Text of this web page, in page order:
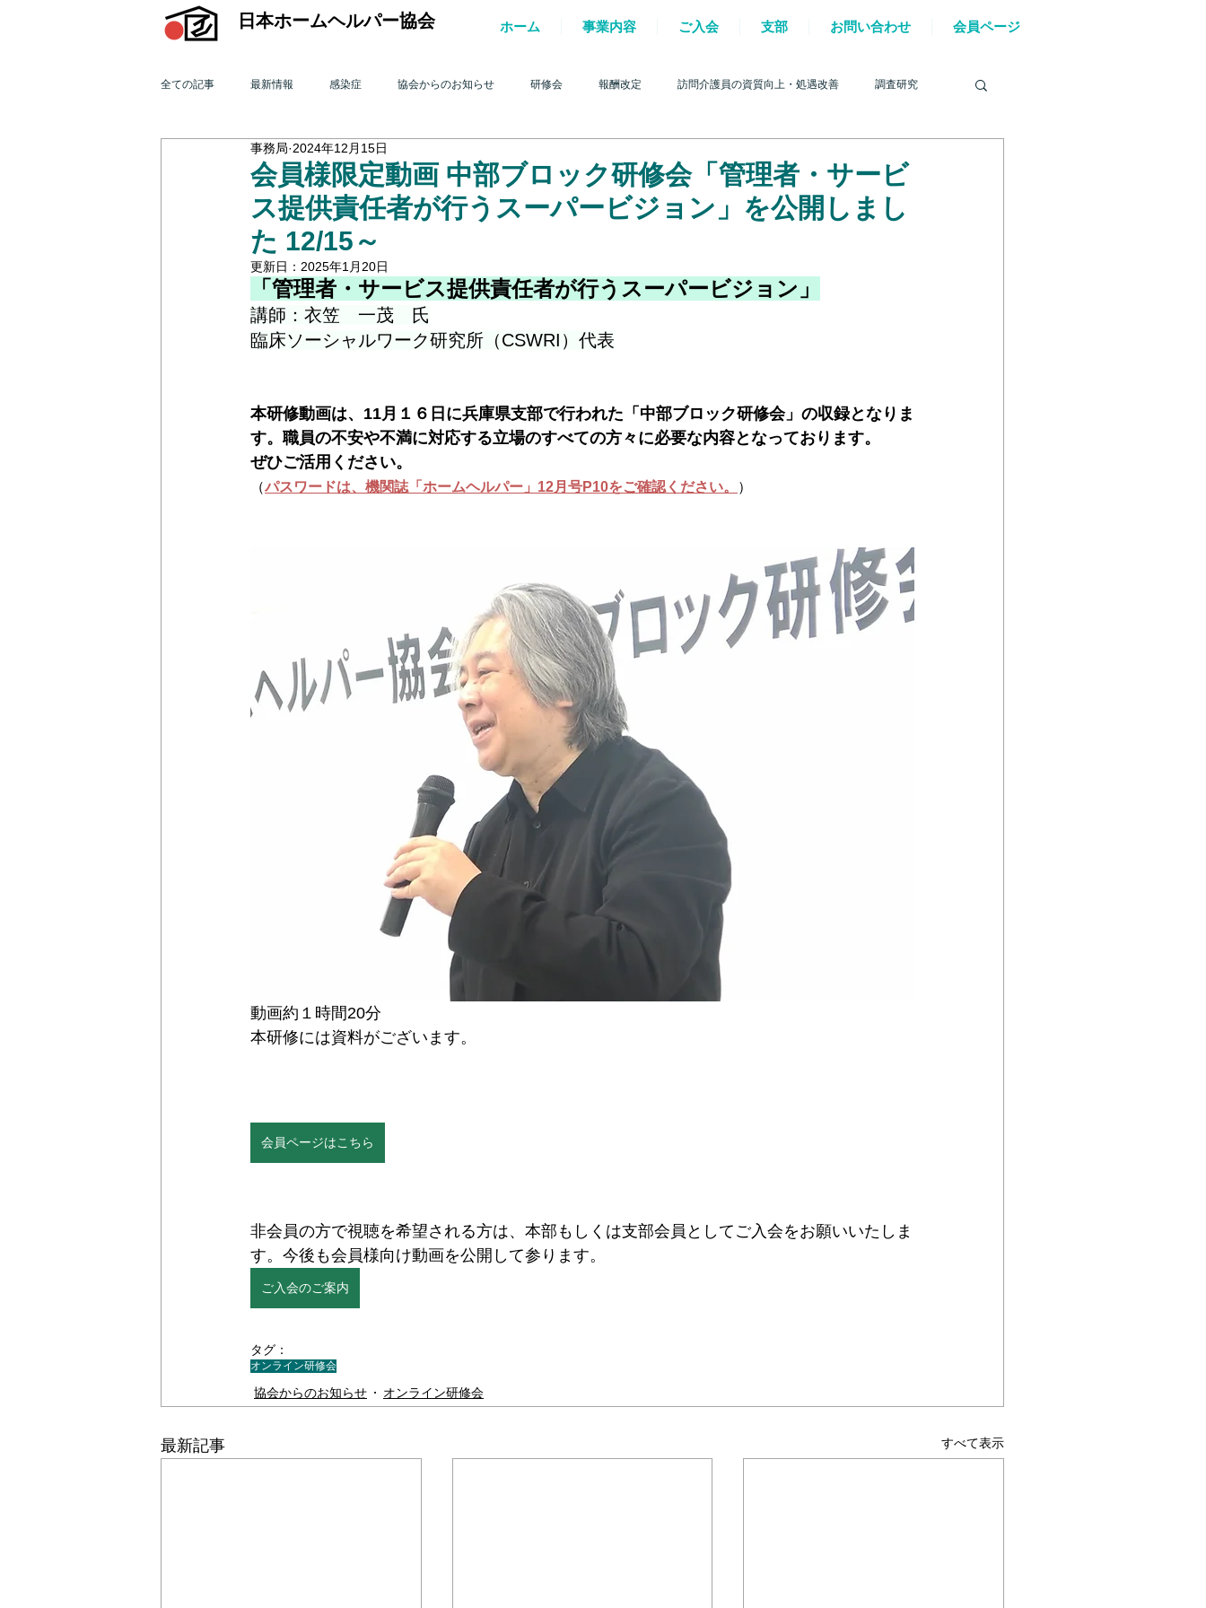
日本ホームヘルパー協会 ホーム 事業内容 ご入会 支部 お問い合わせ 会員ページ
全ての記事 最新情報 感染症 協会からのお知らせ 研修会 報酬改定 訪問介護員の資質向上・処遇改善 調査研究
機関誌「ホームヘルパー」 訪問介護を巡る動き
2015年 訪問介護を巡る動き
2011年 訪問介護を巡る動き 2010年 訪問介護を巡る動き 2009年 訪問介護を巡る動き Q&A 介護人材確保
＊＊機関誌「ホームヘルパー」2024 ＊＊＊機関誌「ホームヘルパー」2025 会員様限定ブログ 機関誌ホームヘルパーWEB
会員様限定動画 中部ブロック研修会「管理者・サービ
ス提供責任者が行うスーパービジョン」を公開しまし
た 12/15～
事務局 2024年12月15日
更新日： 2025年1月20日
「管理者・サービス提供責任者が行うスーパービジョン」
講師：衣笠　一茂　氏
臨床ソーシャルワーク研究所（CSWRI）代表
本研修動画は、11月１６日に兵庫県支部で行われた「中部ブロック研修会」の収録となりま
す。職員の不安や不満に対応する立場のすべての方々に必要な内容となっております。
ぜひご活用ください。
（パスワードは、機関誌「ホームヘルパー」12月号P10をご確認ください。 ）
動画約１時間20分
本研修には資料がございます。
会員ページはこちら
非会員の方で視聴を希望される方は、本部もしくは支部会員としてご入会をお願いいたしま
す。今後も会員様向け動画を公開して参ります。
ご入会のご案内
タグ：
オンライン研修会
協会からのお知らせ オンライン研修会
最新記事 すべて表示